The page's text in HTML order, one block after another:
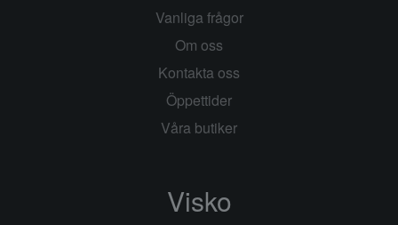
Vanliga frågor
Om oss
Kontakta oss
Öppettider
Våra butiker
Visko